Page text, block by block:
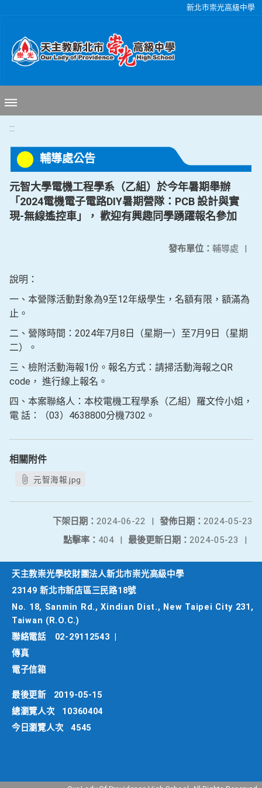
新北市崇光高級中學
:::
輔導處公告
元智大學電機工程學系（乙組）於今年暑期舉辦
「2024電機電子電路DIY暑期營隊：PCB 設計與實
現-無線遙控車」， 歡迎有興趣同學踴躍報名參加
發布單位： 輔導處 |
說明：
一、本營隊活動對象為9至12年級學生，名額有限，額滿為
止。
二、營隊時間：2024年7月8日（星期一）至7月9日（星期
二）。
三、檢附活動海報1份。報名方式：請掃活動海報之QR
code， 進行線上報名。
四、本案聯絡人：本校電機工程學系（乙組）羅文伶小姐，
電 話：（03）4638800分機7302。
相關附件
元智海報.jpg
發佈日期： 2024-05-23
下架日期： 2024-06-22
|
最後更新日期： 2024-05-23 |
點擊率： 404 |
天主教崇光學校財團法人新北市崇光高級中學
23149 新北市新店區三民路18號
No. 18, Sanmin Rd., Xindian Dist., New Taipei City 231,
Taiwan (R.O.C.)
聯絡電話
02-29112543
傳真
電子信箱
最後更新
2019-05-15
總瀏覽人次
10360404
今日瀏覽人次
4545